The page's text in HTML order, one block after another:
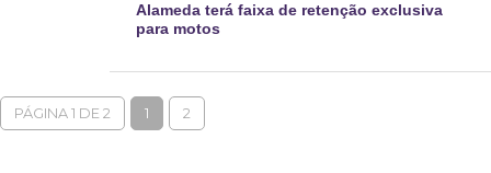
Alameda terá faixa de retenção exclusiva
para motos
PÁGINA 1 DE 2 1 2